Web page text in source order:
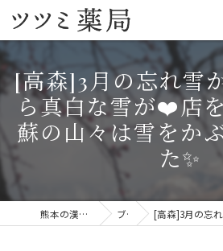
[高森]3月の忘れ雪
ら真白な雪が❤️店
蘇の山々は雪をか
た✨
熊本の漢方ならツツミ薬局 ブログ [高森]3月の忘れ雪か？朝起きたら真